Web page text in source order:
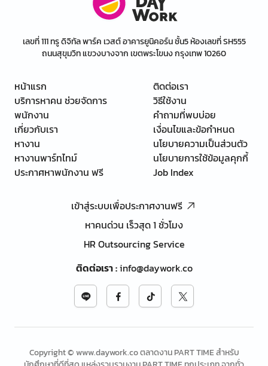
เลขที่ 111 ทรู ดิจิทัล พาร์ค เวสต์ อาคารยูนิคอร์น ชั้น5 ห้องเลขที่ SH555
ถนนสุขุมวิท แขวงบางจาก เขตพระโขนง กรุงเทพ 10260
หน้าแรก
บริการหาคน ช่วยจัดการ
พนักงาน
เกี่ยวกับเรา
หางาน
หางานพาร์ทไทม์
ประกาศหาพนักงาน ฟรี
ติดต่อเรา
วิธีใช้งาน
คำถามที่พบบ่อย
เงื่อนไขและข้อกำหนด
นโยบายความเป็นส่วนตัว
นโยบายการใช้ข้อมูลคุกกี้
Job Index
เข้าสู่ระบบเพื่อประกาศงานฟรี
หาคนด่วน เร็วสุด 1 ชั่วโมง
HR Outsourcing Service
ติดต่อเรา:info@daywork.co
Copyright © www.daywork.co ตลาดงาน PART TIME สำหรับ